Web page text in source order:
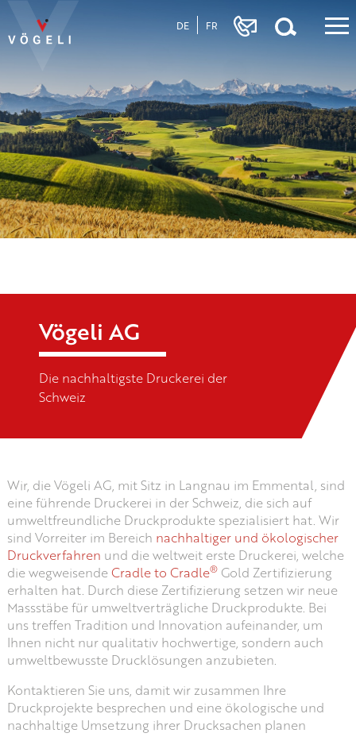
DE FR
Vögeli AG
Die nachhaltigste Druckerei der
Schweiz
Wir, die Vögeli AG, mit Sitz in Langnau im Emmental, sind
eine führende Druckerei in der Schweiz, die sich auf
umweltfreundliche Druckprodukte spezialisiert hat. Wir
sind Vorreiter im Bereich nachhaltiger und ökologischer
Druckverfahren und die weltweit erste Druckerei, welche
die wegweisende Cradle to Cradle®Gold Zertifizierung
erhalten hat. Durch diese Zertifizierung setzen wir neue
Massstäbe für umweltverträgliche Druckprodukte. Bei
uns treffen Tradition und Innovation aufeinander, um
Ihnen nicht nur qualitativ hochwertige, sondern auch
umweltbewusste Drucklösungen anzubieten.
Kontaktieren Sie uns, damit wir zusammen Ihre
Druckprojekte besprechen und eine ökologische und
nachhaltige Umsetzung ihrer Drucksachen planen